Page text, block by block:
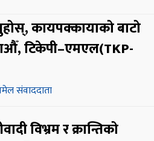
कायपक्कायाको बाटो
टिकेपी–एमएल(TKP-
संवाददाता
विभ्रम र क्रान्तिको